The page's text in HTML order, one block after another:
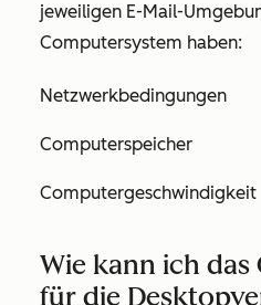
jeweiligen E-Mail-
Computersystem haben:
Netzwerkbedingungen
Computerspeicher
Computergeschwindigkeit
Wie kann ich
für die